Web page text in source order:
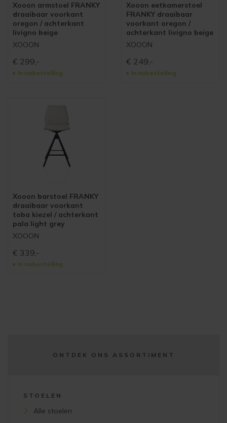
Xooon armstoel FRANKY
draaibaar voorkant
oregon / achterkant
livigno beige
XOOON
€ 299,-
In nabestelling
Xooon eetkamerstoel
FRANKY draaibaar
voorkant oregon /
achterkant livigno beige
XOOON
€ 249,-
In nabestelling
Xooon barstoel FRANKY
draaibaar voorkant
toba kiezel / achterkant
pala light grey
XOOON
€ 339,-
In nabestelling
ONTDEK ONS ASSORTIMENT
STOELEN
Alle stoelen